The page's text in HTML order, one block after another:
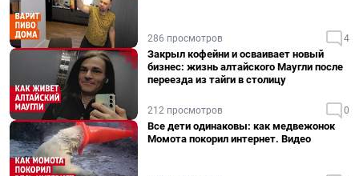
286 просмотров 4
Закрыл кофейни и осваивает новый
бизнес: жизнь алтайского Маугли после
переезда из тайги в столицу
212 просмотров 0
Все дети одинаковы: как медвежонок
Момота покорил интернет. Видео